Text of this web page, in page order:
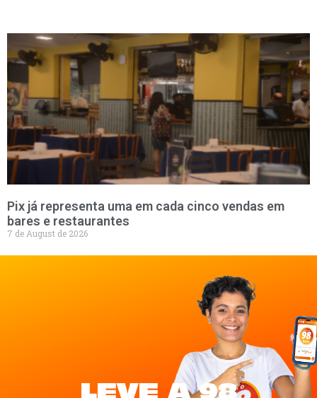
Pix já representa uma em cada cinco vendas em
bares e restaurantes
7 de August de 2026
LEVE A 98